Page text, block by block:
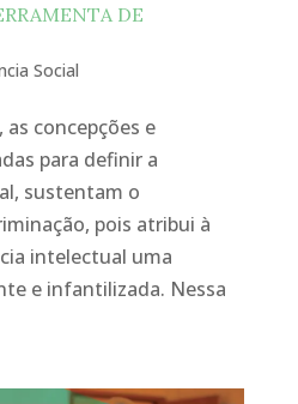
DE
Social
concepções e
para definir a
sustentam o
pois atribui à
intelectual uma
e infantilizada. Nessa